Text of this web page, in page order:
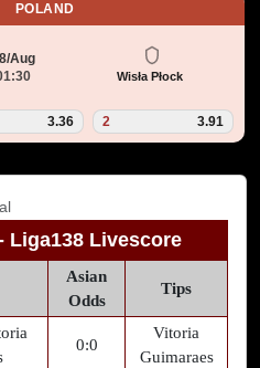
POLAND
Aug
Wisła Płock
3.36 2 3.91
Liga138 Livescore
Asian
Odds
Tips
0:0
Vitoria
Guimaraes